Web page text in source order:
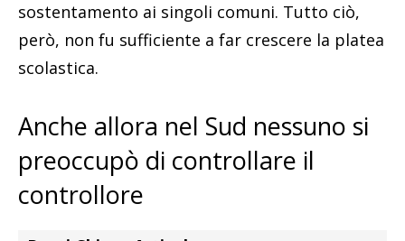
sostentamento ai singoli comuni. Tutto ciò,
però, non fu sufficiente a far crescere la platea
scolastica.
Anche allora nel Sud nessuno si
preoccupò di controllare il
controllore